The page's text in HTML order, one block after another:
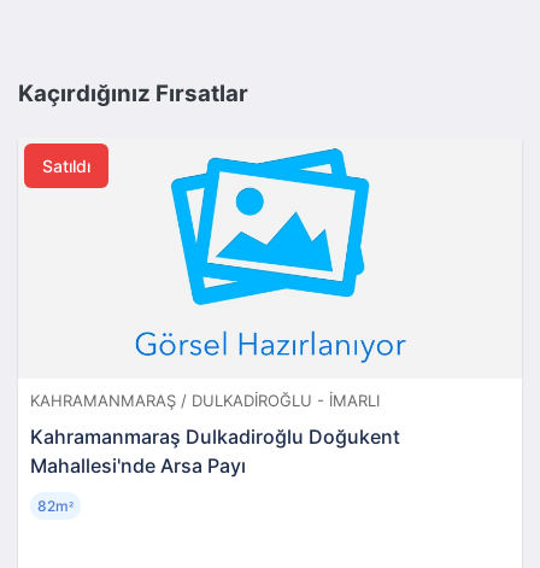
Kaçırdığınız Fırsatlar
Satıldı
KAHRAMANMARAŞ / DULKADIROĞLU - İMARLI
Kahramanmaraş Dulkadiroğlu Doğukent
Mahallesi'nde Arsa Payı
82m²